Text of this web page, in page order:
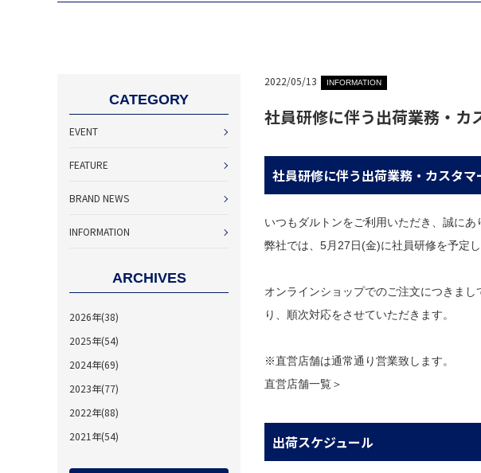
CATEGORY
EVENT
FEATURE
BRAND NEWS
INFORMATION
ARCHIVES
2026年(38)
2025年(54)
2024年(69)
2023年(77)
2022年(88)
2021年(54)
2022/05/13 INFORMATION
社員研修に伴う出荷業務・カ
社員研修に伴う出荷業務・カスタ
いつもダルトンをご利用いただき、誠にあ
弊社では、5月27日(金)に社員研修を予定
オンラインショップでのご注文につきま
り、順次対応をさせていただきます。
※直営店舗は通常通り営業致します。
直営店舗一覧＞
出荷スケジュール